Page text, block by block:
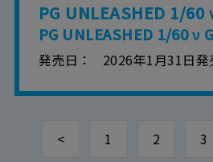
PG UNLEASHED 1/60
PG UNLEASHED 1/60 ν
発売日 2026年1月31日発
< 1 2 3